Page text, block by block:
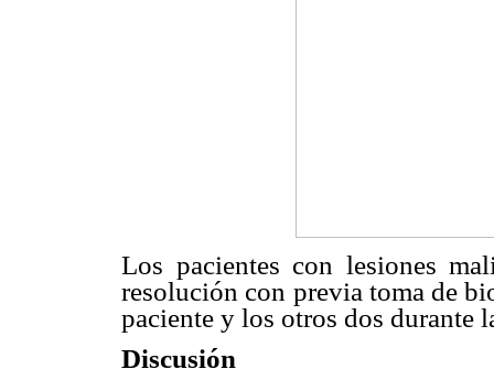
Los pacientes con lesiones
resolución con previa toma de
paciente y los otros dos durante
Discusión